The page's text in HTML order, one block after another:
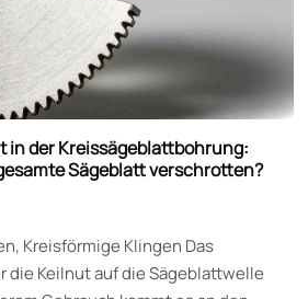
in der Kreissägeblattbohrung:
Sägeblatt verschrotten?
Kreisförmige Klingen Das
die Keilnut auf die Sägeblattwelle